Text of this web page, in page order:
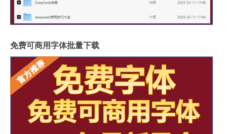
免费可商用字体批量下载